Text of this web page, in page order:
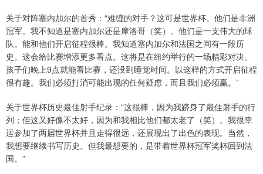
关于对阵塞内加尔的首秀：“难缠的对手？这可是世界杯。他们是非洲
冠军。我不知道是塞内加尔还是摩洛哥（笑）。他们是一支伟大的球
队。能和他们开启征程很棒。我知道塞内加尔和法国之间有一段历
史。这会给比赛增添更多看点。这将是在纽约举行的一场精彩对决。
孩子们晚上9点就能看比赛，还没到睡觉时间。以这样的方式开启征程
很有趣。我们必须打消可能出现的任何疑虑，而且我们必须赢。”
关于世界杯历史最佳射手纪录：“这很棒，因为我跻身了最佳射手的行
列；但这又好像不太好，因为和我相比他们都太老了（笑）。我很幸
运参加了两届世界杯并且走得很远，还展现出了出色的表现。当然，
我想要继续书写历史。但我最想要的，是带着世界杯冠军奖杯回到法
国。”